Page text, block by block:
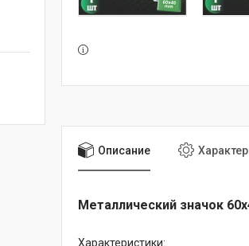
Описание
Металлический значок
Характеристики: